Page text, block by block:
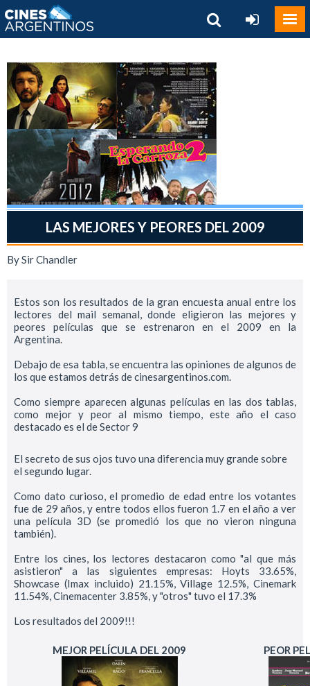
LAS MEJORES Y PEORES DEL 2009
By Sir Chandler
Estos son los resultados de la gran encuesta anual entre los
lectores del mail semanal, donde eligieron las mejores y
peores películas que se estrenaron en el 2009 en la
Argentina.
Debajo de esa tabla, se encuentra las opiniones de algunos de
los que estamos detrás de cinesargentinos.com.
Como siempre aparecen algunas películas en las dos tablas,
como mejor y peor al mismo tiempo, este año el caso
destacado es el de Sector 9
El secreto de sus ojos tuvo una diferencia muy grande sobre
el segundo lugar.
Como dato curioso, el promedio de edad entre los votantes
fue de 29 años, y entre todos ellos fueron 1.7 en el año a ver
una película 3D (se promedió los que no vieron ninguna
también).
Entre los cines, los lectores destacaron como "al que más
asistieron" a las siguientes empresas: Hoyts 33.65%,
Showcase (Imax incluido) 21.15%, Village 12.5%, Cinemark
11.54%, Cinemacenter 3.85%, y "otros" tuvo el 17.3%
Los resultados del 2009!!!
MEJOR PELÍCULA DEL 2009 PEOR